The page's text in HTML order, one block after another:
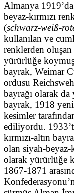
Almanya
beyaz-kırmızı
(schwarz-weiß-
kullanılan ve
renklerden oluşan
yürürlüğe
bayrak, Weimar
ordusu
bayrağı olarak da
bayrak, 1918
kesimler
ediliyordu.
kırmızı-altın
olan siyah-beyaz-
olarak yürürlüğe
1867-1871